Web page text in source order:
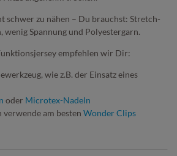
schwer zu nähen – Du brauchst: Stretch-
wenig Spannung und Polyestergarn.
empfehlen wir Dir:
wie z.B. der Einsatz eines
oder Microtex-Nadeln
verwende am besten Wonder Clips